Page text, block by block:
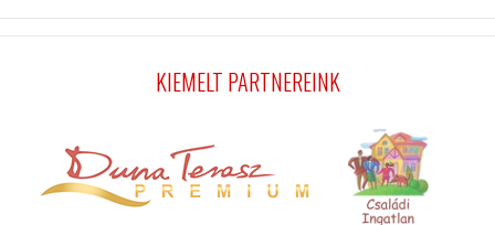
KIEMELT PARTNEREINK